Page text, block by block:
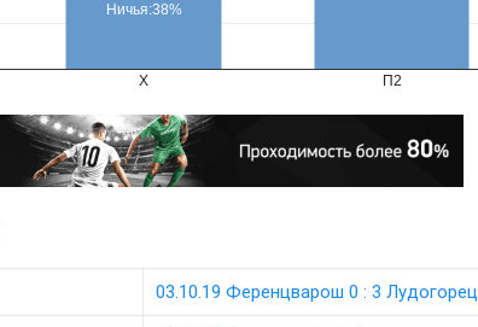
X П2
Ничья:38%
03.10.19 Ференцварош 0 : 3 Лудогорец